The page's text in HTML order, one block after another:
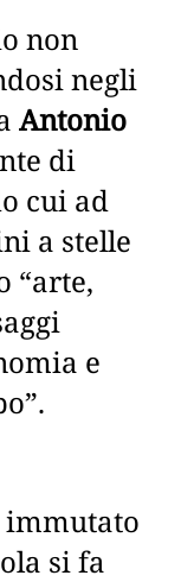
non
negli
Antonio
di
cui ad
a stelle
“arte,
e
immutato
si fa